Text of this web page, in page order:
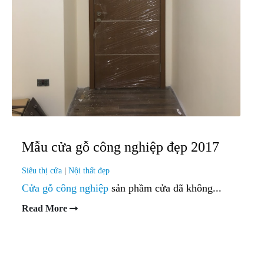
Mẫu cửa gỗ công nghiệp đẹp 2017
Siêu thị cửa | Nội thất đẹp
Cửa gỗ công nghiệp sản phầm cửa đã không...
Read More